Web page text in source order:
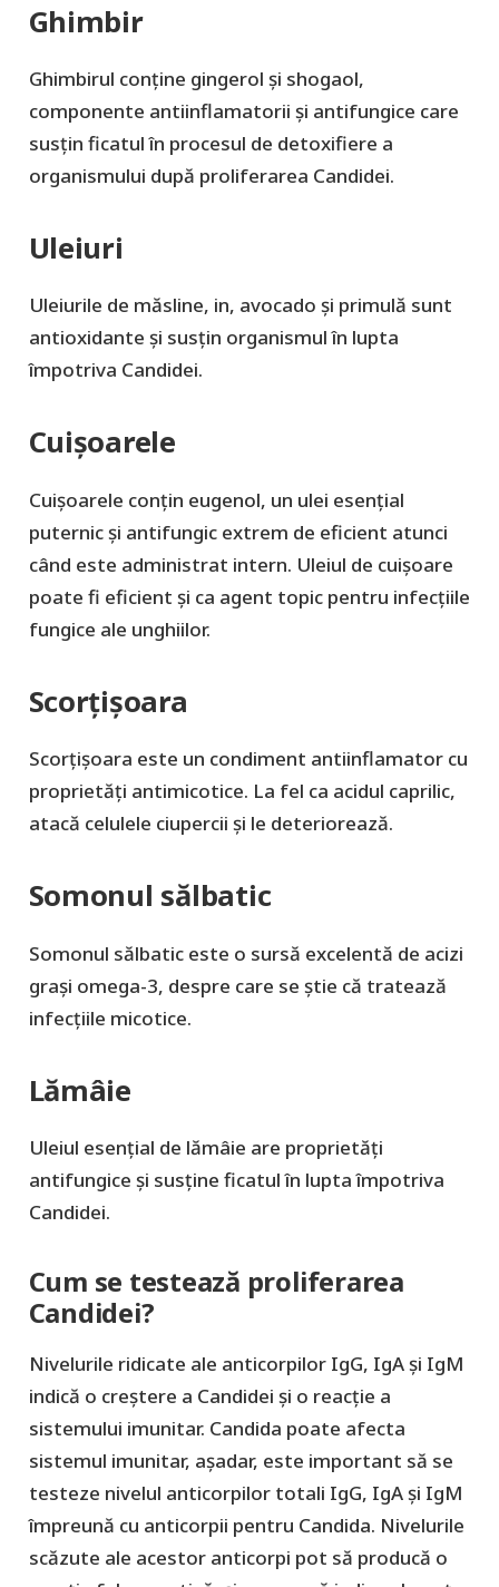
Ghimbir
Ghimbirul conține gingerol și shogaol,
componente antiinflamatorii și antifungice care
susțin ficatul în procesul de detoxifiere a
organismului după proliferarea Candidei.
Uleiuri
Uleiurile de măsline, in, avocado și primulă sunt
antioxidante și susțin organismul în lupta
împotriva Candidei.
Cuișoarele
Cuișoarele conțin eugenol, un ulei esențial
puternic și antifungic extrem de eficient atunci
când este administrat intern. Uleiul de cuișoare
poate fi eficient și ca agent topic pentru infecțiile
fungice ale unghiilor.
Scorțișoara
Scorțișoara este un condiment antiinflamator cu
proprietăți antimicotice. La fel ca acidul caprilic,
atacă celulele ciupercii și le deteriorează.
Somonul sălbatic
Somonul sălbatic este o sursă excelentă de acizi
grași omega-3, despre care se știe că tratează
infecțiile micotice.
Lămâie
Uleiul esențial de lămâie are proprietăți
antifungice și susține ficatul în lupta împotriva
Candidei.
Cum se testează proliferarea
Candidei?
Nivelurile ridicate ale anticorpilor IgG, IgA și IgM
indică o creștere a Candidei și o reacție a
sistemului imunitar. Candida poate afecta
sistemul imunitar, așadar, este important să se
testeze nivelul anticorpilor totali IgG, IgA și IgM
împreună cu anticorpii pentru Candida. Nivelurile
scăzute ale acestor anticorpi pot să producă o